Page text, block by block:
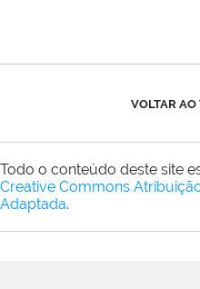
VOLTAR AO
Todo o conteúdo deste site
Creative Commons
Adaptada.